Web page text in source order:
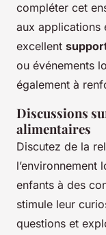
compléter cet
aux applications
excellent
ou événements
également à
Discussions
alimentaires
Discutez de la
l’environnement
enfants à des
stimule leur
questions et